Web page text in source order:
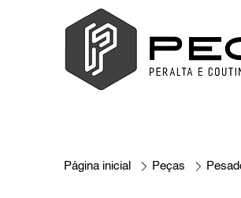
Página inicial Peças